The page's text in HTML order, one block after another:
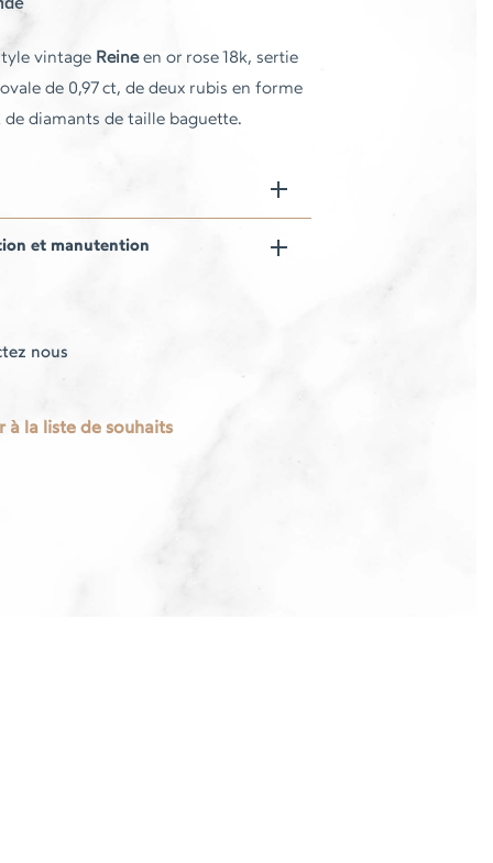
vintage Reineen or rose 18k, sertie
de 0,97 ct, de deux rubis en forme
de diamants de taille baguette.
et manutention
nous
à la liste de souhaits